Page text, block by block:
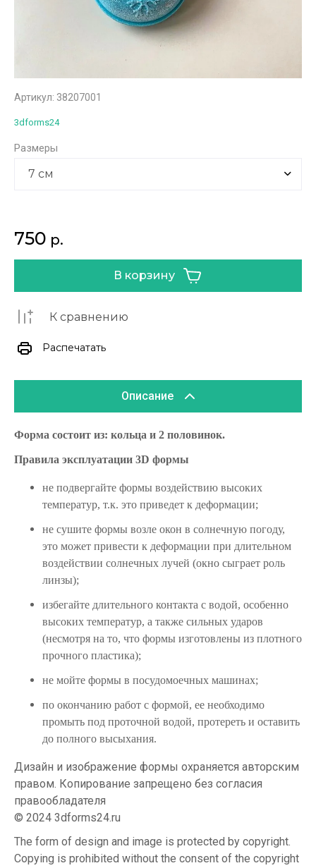
Артикул: 38207001
3dforms24
Размеры
750 р.
В корзину
К сравнению
Распечатать
Описание
Форма состоит из: кольца и 2 половинок.
Правила эксплуатации 3D формы
не подвергайте формы воздействию высоких
температур, т.к. это приведет к деформации;
не сушите формы возле окон в солнечную погоду,
это может привести к деформации при длительном
воздействии солнечных лучей (окно сыграет роль
линзы);
избегайте длительного контакта с водой, особенно
высоких температур, а также сильных ударов
(несмотря на то, что формы изготовлены из плотного
прочного пластика);
не мойте формы в посудомоечных машинах;
по окончанию работ с формой, ее необходимо
промыть под проточной водой, протереть и оставить
до полного высыхания.
Дизайн и изображение формы охраняется авторским
правом. Копирование запрещено без согласия
правообладателя
© 2024 3dforms24.ru
The form of design and image is protected by copyright.
Copying is prohibited without the consent of the copyright